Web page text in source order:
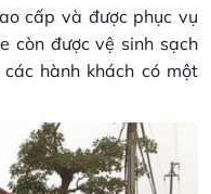
cấp và được phục vụ
còn được vệ sinh sạch
hành khách có một